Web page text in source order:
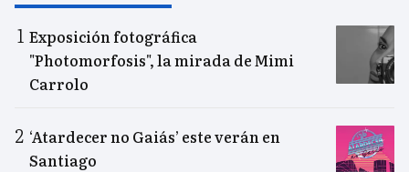
Exposición fotográfica
"Photomorfosis", la mirada de Mimi
Carrolo
‘Atardecer no Gaiás’ este verán en
Santiago